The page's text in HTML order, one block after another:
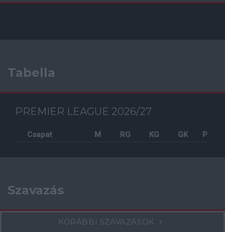
Tabella
PREMIER LEAGUE 2026/27
Csapat M RG KG GK P
Szavazás
KORÁBBI SZAVAZÁSOK